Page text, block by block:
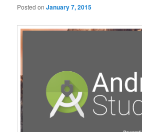
Posted onJanuary 7, 2015